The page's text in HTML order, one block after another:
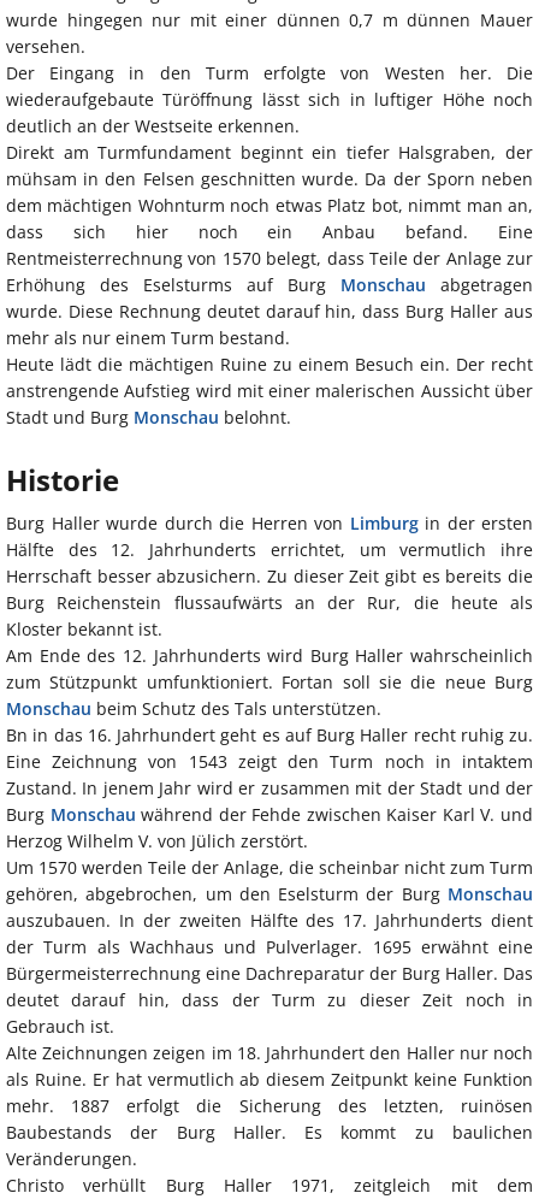
wurde hingegen nur mit einer dünnen 0,7 m dünnen Mauer
versehen.
Der Eingang in den Turm erfolgte von Westen her. Die
wiederaufgebaute Türöffnung lässt sich in luftiger Höhe noch
deutlich an der Westseite erkennen.
Direkt am Turmfundament beginnt ein tiefer Halsgraben, der
mühsam in den Felsen geschnitten wurde. Da der Sporn neben
dem mächtigen Wohnturm noch etwas Platz bot, nimmt man an,
dass sich hier noch ein Anbau befand. Eine
Rentmeisterrechnung von 1570 belegt, dass Teile der Anlage zur
Erhöhung des Eselsturms auf Burg Monschau abgetragen
wurde. Diese Rechnung deutet darauf hin, dass Burg Haller aus
mehr als nur einem Turm bestand.
Heute lädt die mächtigen Ruine zu einem Besuch ein. Der recht
anstrengende Aufstieg wird mit einer malerischen Aussicht über
Stadt und Burg Monschau belohnt.
Historie
Burg Haller wurde durch die Herren von Limburgin der ersten
Hälfte des 12. Jahrhunderts errichtet, um vermutlich ihre
Herrschaft besser abzusichern. Zu dieser Zeit gibt es bereits die
Burg Reichenstein flussaufwärts an der Rur, die heute als
Kloster bekannt ist.
Am Ende des 12. Jahrhunderts wird Burg Haller wahrscheinlich
zum Stützpunkt umfunktioniert. Fortan soll sie die neue Burg
Monschau beim Schutz des Tals unterstützen.
Bn in das 16. Jahrhundert geht es auf Burg Haller recht ruhig zu.
Eine Zeichnung von 1543 zeigt den Turm noch in intaktem
Zustand. In jenem Jahr wird er zusammen mit der Stadt und der
Burg Monschau während der Fehde zwischen Kaiser Karl V. und
Herzog Wilhelm V. von Jülich zerstört.
Um 1570 werden Teile der Anlage, die scheinbar nicht zum Turm
gehören, abgebrochen, um den Eselsturm der Burg Monschau
auszubauen. In der zweiten Hälfte des 17. Jahrhunderts dient
der Turm als Wachhaus und Pulverlager. 1695 erwähnt eine
Bürgermeisterrechnung eine Dachreparatur der Burg Haller. Das
deutet darauf hin, dass der Turm zu dieser Zeit noch in
Gebrauch ist.
Alte Zeichnungen zeigen im 18. Jahrhundert den Haller nur noch
als Ruine. Er hat vermutlich ab diesem Zeitpunkt keine Funktion
mehr. 1887 erfolgt die Sicherung des letzten, ruinösen
Baubestands der Burg Haller. Es kommt zu baulichen
Veränderungen.
Christo verhüllt Burg Haller 1971, zeitgleich mit dem